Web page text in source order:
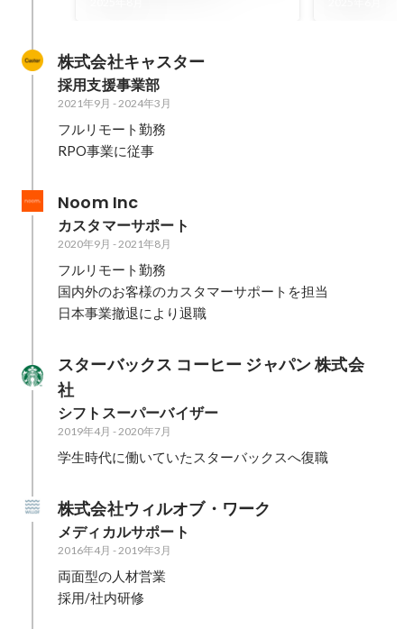
株式会社キャスター
採用支援事業部
2021年9月 - 2024年3月
フルリモート勤務
RPO事業に従事
Noom Inc
カスタマーサポート
2020年9月 - 2021年8月
フルリモート勤務
国内外のお客様のカスタマーサポートを担当
日本事業撤退により退職
スターバックス コーヒー ジャパン 株式会
社
シフトスーパーバイザー
2019年4月 - 2020年7月
学生時代に働いていたスターバックスへ復職
株式会社ウィルオブ・ワーク
メディカルサポート
2016年4月 - 2019年3月
両面型の人材営業
採用/社内研修